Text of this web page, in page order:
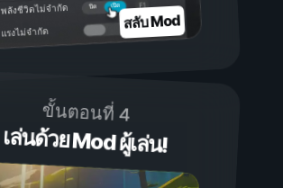
เปิด
ปิด
พลังชีวิตไม่จำกัด
แรงไม่จำกัด สลับ Mod
ขั้นตอนที่ 4
เล่นด้วย Mod ผู้เล่น!